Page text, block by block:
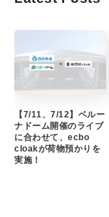
【7/11、7/12】ベルー
ナドーム開催のライブ
に合わせて、ecbo
cloakが荷物預かりを
実施！